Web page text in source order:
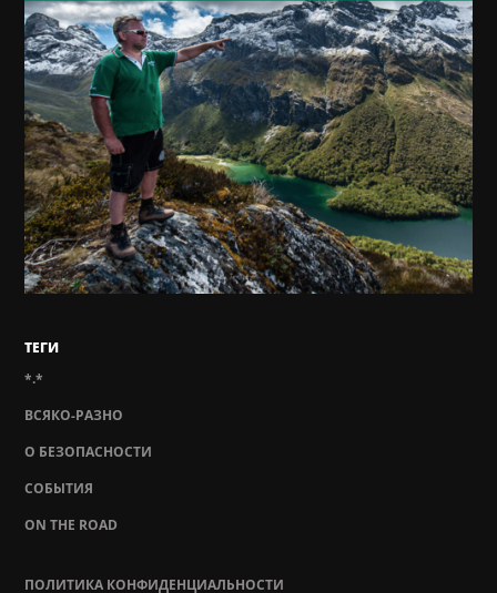
ТЕГИ
*.*
ВСЯКО-РАЗНО
О БЕЗОПАСНОСТИ
СОБЫТИЯ
ON THE ROAD
ПОЛИТИКА КОНФИДЕНЦИАЛЬНОСТИ